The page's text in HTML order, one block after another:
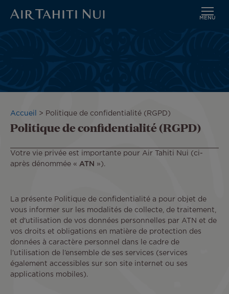
MENU
Fil
d'Ariane
Accueil Politique de confidentialité (RGPD)
Politique de confidentialité (RGPD)
Votre vie privée est importante pour Air Tahiti Nui (ci-
après dénommée « ATN »).
La présente Politique de confidentialité a pour objet de
vous informer sur les modalités de collecte, de traitement,
et d'utilisation de vos données personnelles par ATN et de
vos droits et obligations en matière de protection des
données à caractère personnel dans le cadre de
l’utilisation de l’ensemble de ses services (services
également accessibles sur son site internet ou ses
applications mobiles).